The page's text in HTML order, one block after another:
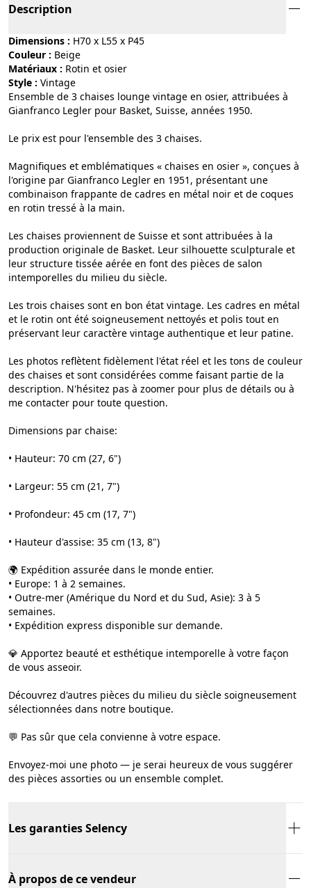
Description
Dimensions : H70 x L55 x P45
Couleur :
beige
Matériaux :
rotin et osier
Style :
vintage
Ensemble de 3 chaises lounge vintage en osier, attribuées à
Gianfranco Legler pour Basket, Suisse, années 1950.
Le prix est pour l'ensemble des 3 chaises.
Magnifiques et emblématiques « chaises en osier », conçues à
l'origine par Gianfranco Legler en 1951, présentant une
combinaison frappante de cadres en métal noir et de coques
en rotin tressé à la main.
Les chaises proviennent de Suisse et sont attribuées à la
production originale de Basket. Leur silhouette sculpturale et
leur structure tissée aérée en font des pièces de salon
intemporelles du milieu du siècle.
Les trois chaises sont en bon état vintage. Les cadres en métal
et le rotin ont été soigneusement nettoyés et polis tout en
préservant leur caractère vintage authentique et leur patine.
Les photos reflètent fidèlement l'état réel et les tons de couleur
des chaises et sont considérées comme faisant partie de la
description. N'hésitez pas à zoomer pour plus de détails ou à
me contacter pour toute question.
Dimensions par chaise:
• Hauteur: 70 cm (27, 6")
• Largeur: 55 cm (21, 7")
• Profondeur: 45 cm (17, 7")
• Hauteur d'assise: 35 cm (13, 8")
🌍 Expédition assurée dans le monde entier.
• Europe: 1 à 2 semaines.
• Outre-mer (Amérique du Nord et du Sud, Asie): 3 à 5
semaines.
• Expédition express disponible sur demande.
💎 Apportez beauté et esthétique intemporelle à votre façon
de vous asseoir.
Découvrez d'autres pièces du milieu du siècle soigneusement
sélectionnées dans notre boutique.
💬 Pas sûr que cela convienne à votre espace.
Envoyez-moi une photo — je serai heureux de vous suggérer
des pièces assorties ou un ensemble complet.
Les garanties Selency
À propos de ce vendeur